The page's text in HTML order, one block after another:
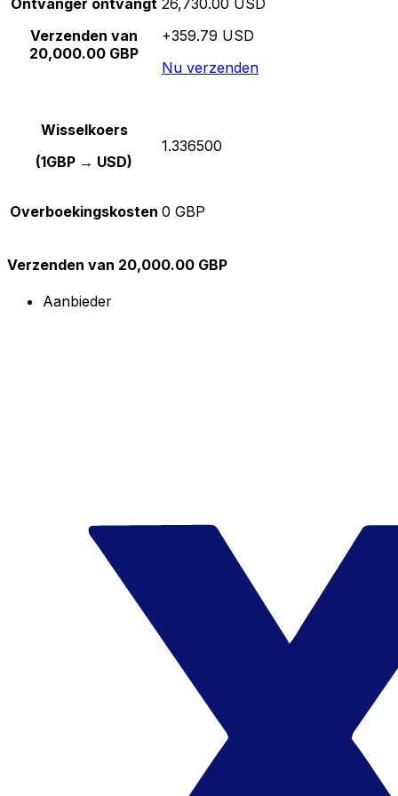
Verzenden van
20,000.00 GBP
+359.79 USD
Nu verzenden
Wisselkoers
(1GBP → USD)
1.336500
Overboekingskosten 0 GBP
Verzenden van 20,000.00 GBP
Aanbieder